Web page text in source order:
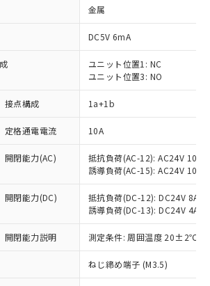
金属
DC5V 6mA
ユニット位置1: NC
ユニット位置3: NO
接点構成 1a+1b
定格通電電流 10A
開閉能力(AC)
抵抗負荷(AC-12): AC24V 10A/
誘導負荷(AC-15): AC24V
開閉能力(DC)
抵抗負荷(DC-12): DC24V 8A/
誘導負荷(DC-13): DC24V 4A/
開閉能力説明 測定条件: 周囲温度 20±2℃、
ねじ締め端子 (M3.5)
み：EU RoHS指令（10物質）の
応した製品が提供可能な商品で